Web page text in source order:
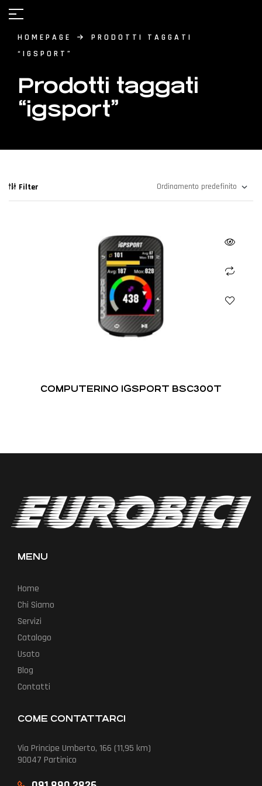
HOMEPAGE
PRODOTTI TAGGATI
“IGSPORT”
Prodotti taggati
“igsport”
Filter
COMPUTERINO IGSPORT BSC300T
MENU
Home
Chi Siamo
Servizi
Catalogo
Usato
Blog
Contatti
COME CONTATTARCI
Via Principe Umberto, 166 (11,95 km)
90047 Partinico